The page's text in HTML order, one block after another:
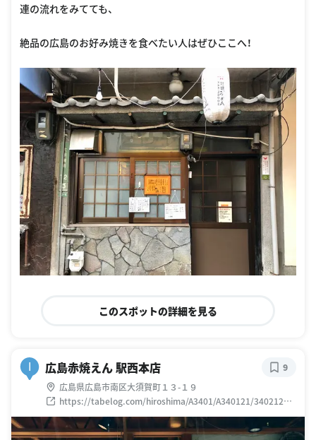
連の流れをみてても、
絶品の広島のお好み焼きを食べたい人はぜひここへ！
このスポットの詳細を見る
I 広島赤焼えん 駅西本店
広島県広島市南区大須賀町１３-１９
https://tabelog.com/hiroshima/A3401/A340121/34021293
/
9